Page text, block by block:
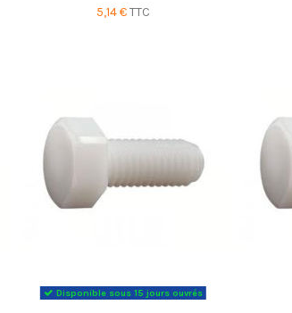
5,14 €TTC
Disponible sous 15 jours ouvrés